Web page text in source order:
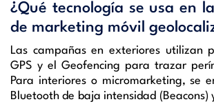
¿Qué tecnología se usa en
de marketing móvil
Las campañas en exteriores utilizan
GPS y el Geofencing para trazar
Para interiores o micromarketing, se
Bluetooth de baja intensidad (Beacons)